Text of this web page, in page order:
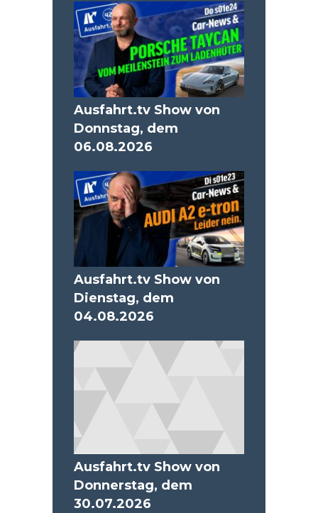
Ausfahrt.tv Show von
Donnstag, dem
06.08.2026
Ausfahrt.tv Show von
Dienstag, dem
04.08.2026
Ausfahrt.tv Show von
Donnerstag, dem
30.07.2026